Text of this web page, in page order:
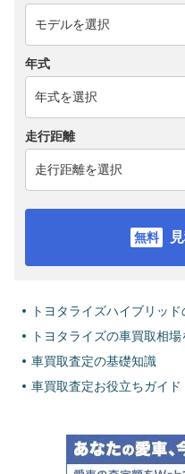
年式
走行距離
トヨタライズハイブリッ
トヨタライズの車買取相
車買取査定の基礎知識
車買取査定お役立ちガイド